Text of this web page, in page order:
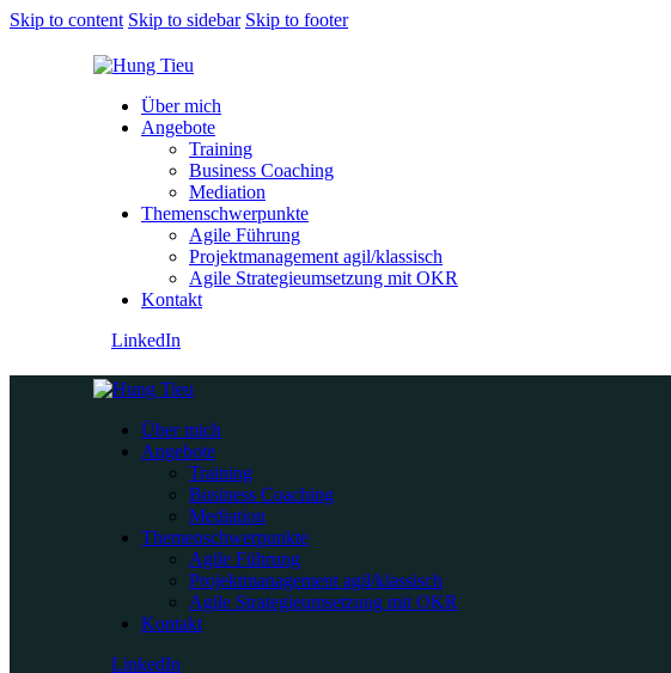
Skip to content Skip to sidebar Skip to footer
Über mich
Angebote
Training
Business Coaching
Mediation
Themenschwerpunkte
Agile Führung
Projektmanagement agil/klassisch
Agile Strategieumsetzung mit OKR
Kontakt
LinkedIn
Über mich
Angebote
Training
Business Coaching
Mediation
Themenschwerpunkte
Agile Führung
Projektmanagement agil/klassisch
Agile Strategieumsetzung mit OKR
Kontakt
LinkedIn